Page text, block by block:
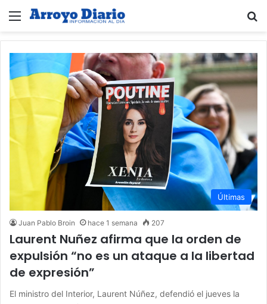
Menú
Últimas
Juan Pablo Broin hace 1 semana 207
Laurent Nuñez afirma que la orden de
expulsión “no es un ataque a la libertad
de expresión”
El ministro del Interior, Laurent Núñez, defendió el jueves la